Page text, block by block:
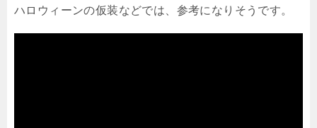
ハロウィーンの仮装などでは、参考になりそうです。